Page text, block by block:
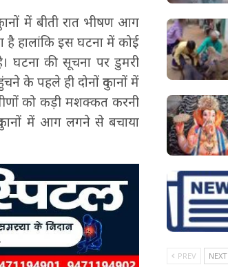
में बीती रात भीषण आग
हालांकि इस घटना में कोई
घटना की सूचना पर डुमरी
के पहले ही दोनों दुकानों में
को कड़ी मशक्कत करनी
में आग लगने से बचाया
PREV NEXT